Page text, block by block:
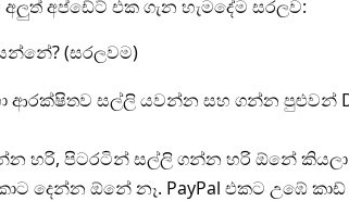
අප්ඩේට් එක ගැන හැමදේම සරලව:
(සරලවම)
ආරක්ෂිතව සල්ලි යවන්න සහ ගන්න පුළුවන්
හරි, පිටරටින් සල්ලි ගන්න හරි ඕනේ
දෙන්න ඕනේ නෑ. PayPal එකට උඹේ